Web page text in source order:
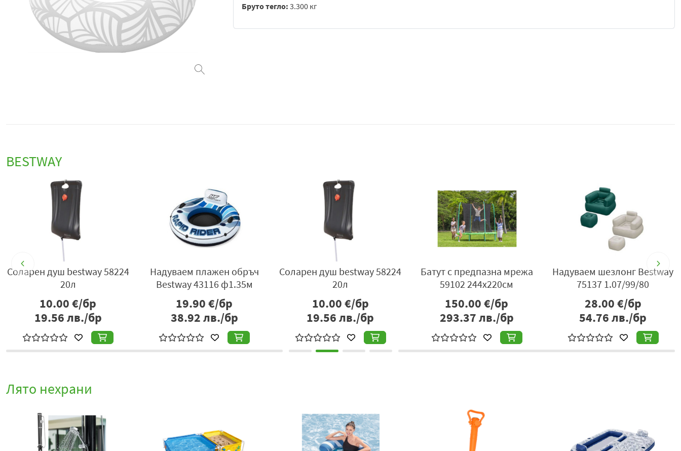
Бруто тегло: 3.300 кг
BESTWAY
Соларен душ bestway 58224
20л
10.00€/бр
19.56лв./бр
Надуваем плажен обръч
Bestway 43116 ф1.35м
19.90€/бр
38.92лв./бр
Соларен душ bestway 58224
20л
10.00€/бр
19.56лв./бр
Батут с предпазна мрежа
59102 244x220см
150.00€/бр
293.37лв./бр
Надуваем шезлонг Bestway
75137 1.07/99/80
28.00€/бр
54.76лв./бр
Лято нехрани